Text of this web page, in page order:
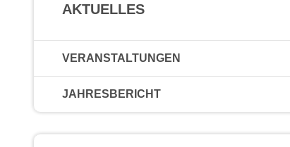
AKTUELLES
VERANSTALTUNGEN
JAHRESBERICHT